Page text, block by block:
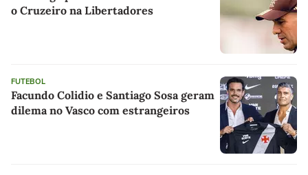
o Cruzeiro na Libertadores
FUTEBOL
Facundo Colidio e Santiago Sosa geram
dilema no Vasco com estrangeiros